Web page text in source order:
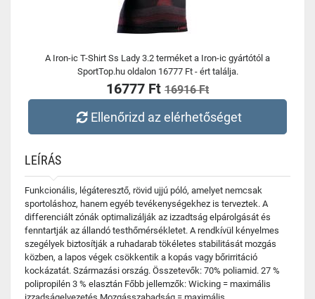
A Iron-ic T-Shirt Ss Lady 3.2 terméket a Iron-ic gyártótól a
SportTop.hu oldalon 16777 Ft - ért találja.
16777 Ft 16916 Ft
Ellenőrizd az elérhetőséget
LEÍRÁS
Funkcionális, légáteresztő, rövid ujjú póló, amelyet nemcsak
sportoláshoz, hanem egyéb tevékenységekhez is terveztek. A
differenciált zónák optimalizálják az izzadtság elpárolgását és
fenntartják az állandó testhőmérsékletet. A rendkívül kényelmes
szegélyek biztosítják a ruhadarab tökéletes stabilitását mozgás
közben, a lapos végek csökkentik a kopás vagy bőrirritáció
kockázatát. Származási ország. Összetevők: 70% poliamid. 27 %
polipropilén 3 % elasztán Főbb jellemzők: Wicking = maximális